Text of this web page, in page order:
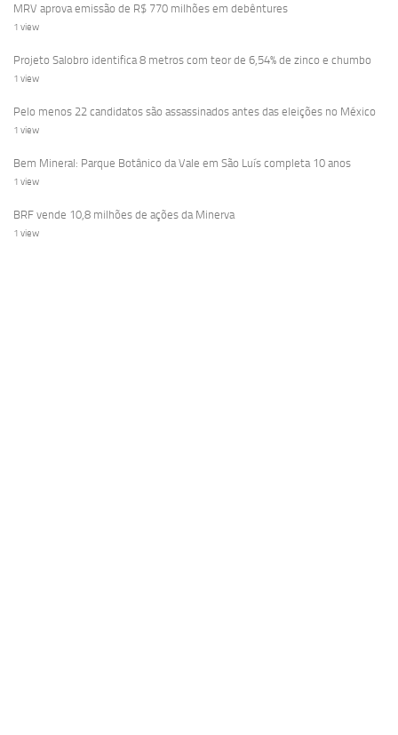
MRV aprova emissão de R$ 770 milhões em debêntures
1 view
Projeto Salobro identifica 8 metros com teor de 6,54% de zinco e chumbo
1 view
Pelo menos 22 candidatos são assassinados antes das eleições no México
1 view
Bem Mineral: Parque Botânico da Vale em São Luís completa 10 anos
1 view
BRF vende 10,8 milhões de ações da Minerva
1 view